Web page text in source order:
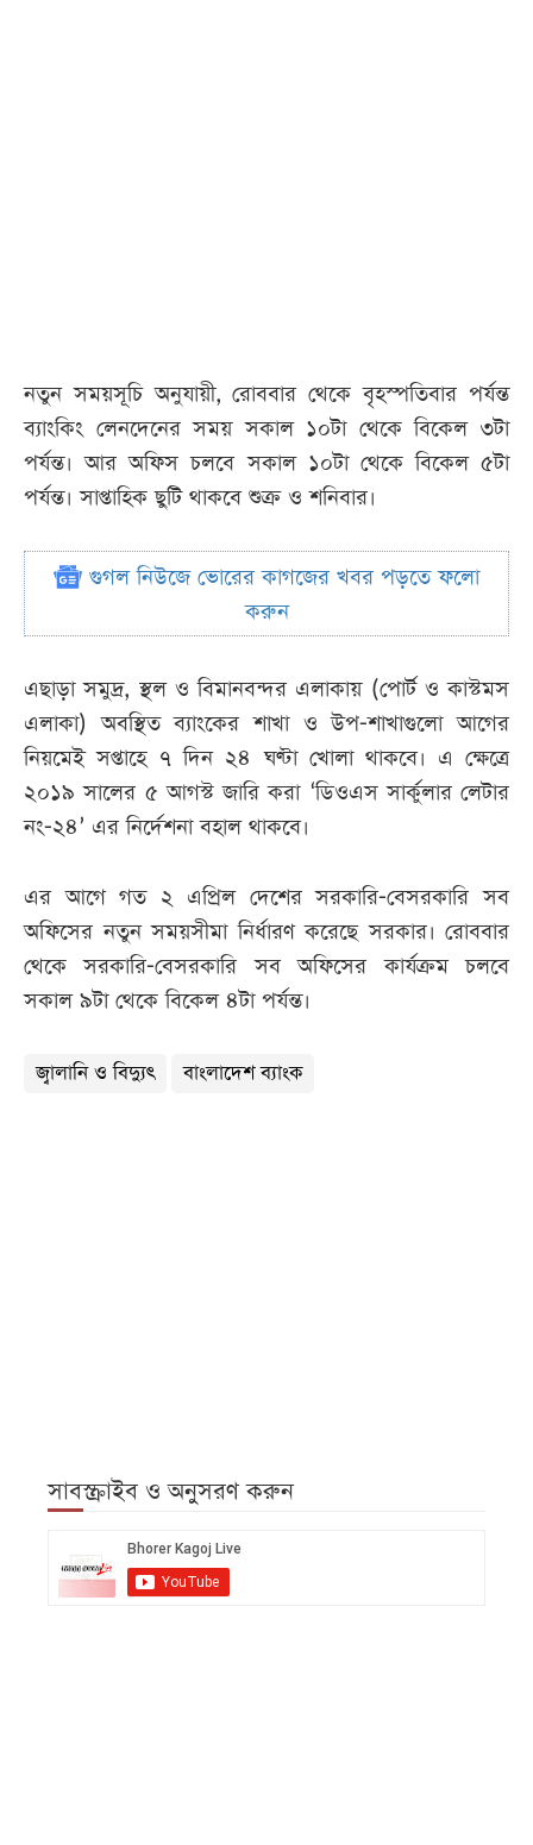
নতুন সময়সূচি অনুযায়ী, রোববার থেকে বৃহস্পতিবার পর্যন্ত
ব্যাংকিং লেনদেনের সময় সকাল ১০টা থেকে বিকেল ৩টা
পর্যন্ত। আর অফিস চলবে সকাল ১০টা থেকে বিকেল ৫টা
পর্যন্ত। সাপ্তাহিক ছুটি থাকবে শুক্র ও শনিবার।
গুগল নিউজে ভোরের কাগজের খবর পড়তে ফলো
করুন
এছাড়া সমুদ্র, স্থল ও বিমানবন্দর এলাকায় (পোর্ট ও কাস্টমস
এলাকা) অবস্থিত ব্যাংকের শাখা ও উপ-শাখাগুলো আগের
নিয়মেই সপ্তাহে ৭ দিন ২৪ ঘণ্টা খোলা থাকবে। এ ক্ষেত্রে
২০১৯ সালের ৫ আগস্ট জারি করা ‘ডিওএস সার্কুলার লেটার
নং-২৪’ এর নির্দেশনা বহাল থাকবে।
এর আগে গত ২ এপ্রিল দেশের সরকারি-বেসরকারি সব
অফিসের নতুন সময়সীমা নির্ধারণ করেছে সরকার। রোববার
থেকে সরকারি-বেসরকারি সব অফিসের কার্যক্রম চলবে
সকাল ৯টা থেকে বিকেল ৪টা পর্যন্ত।
জ্বালানি ও বিদ্যুৎ বাংলাদেশ ব্যাংক
সাবস্ক্রাইব ও অনুসরণ করুন